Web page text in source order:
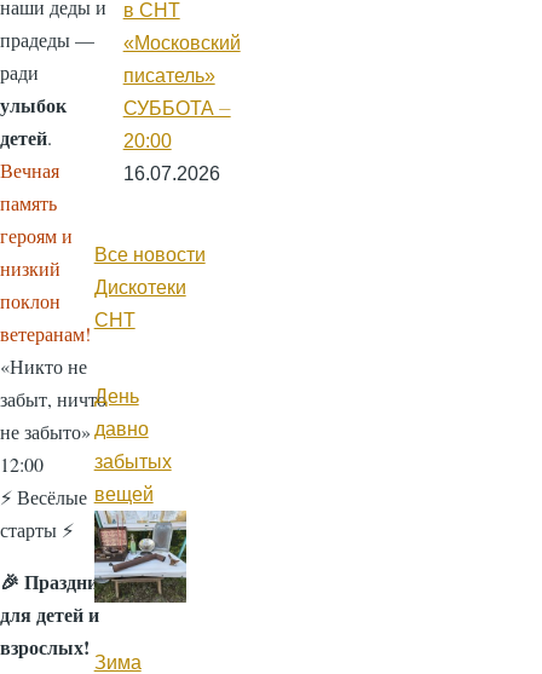
наши деды и
прадеды —
ради
улыбок
детей.
Вечная
память
героям и
низкий
поклон
ветеранам!
«Никто не
забыт, ничто
не забыто»
12:00
⚡ Весёлые
старты ⚡
🎉 Праздник
для детей и
взрослых!
в СНТ
«Московский
писатель»
СУББОТА ⏤
20:00
16.07.2026
Все новости
Дискотеки
СНТ
День
давно
забытых
вещей
Зима